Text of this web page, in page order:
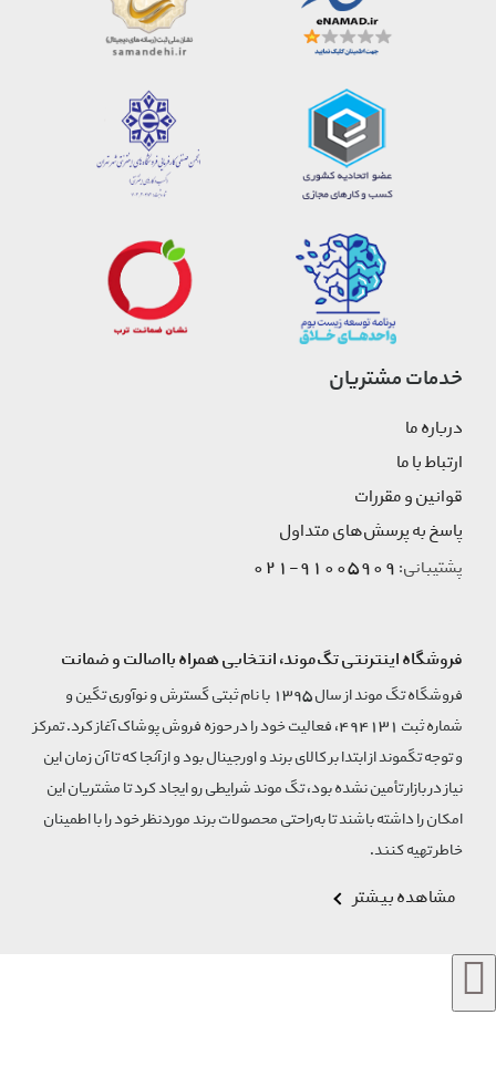
خدمات مشتریان
درباره ما
ارتباط با ما
قوانین و مقررات
پاسخ به پرسش‌های متداول
پشتیبانی:91005909-021
فروشگاه اینترنتی تگ‌موند، انتخابی همراه بااصالت و ضمانت
فروشگاه تگ موند از سال 1395 با نام ثبتی گسترش و نوآوری تگین و
شماره ثبت 494131، فعالیت خود را در حوزه فروش پوشاک آغاز کرد. تمرکز
و توجه تگموند از ابتدا بر کالای برند و اورجینال بود و از آنجا که تا آن زمان این
نیاز در بازار تأمین نشده بود، تگ موند شرایطی رو ایجاد کرد تا مشتریان این
امکان را داشته باشند تا به‌راحتی محصولات برند مورد‌نظر خود را با اطمینان
خاطر تهیه کنند.
مشاهده بیشتر